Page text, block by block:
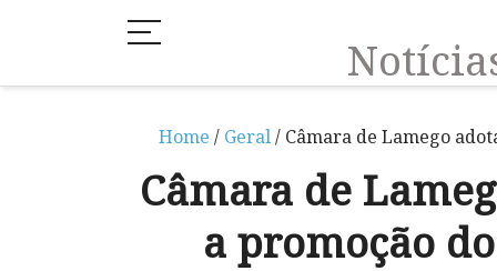
Home / Geral/ Câmara de Lamego
Câmara de
a promoção